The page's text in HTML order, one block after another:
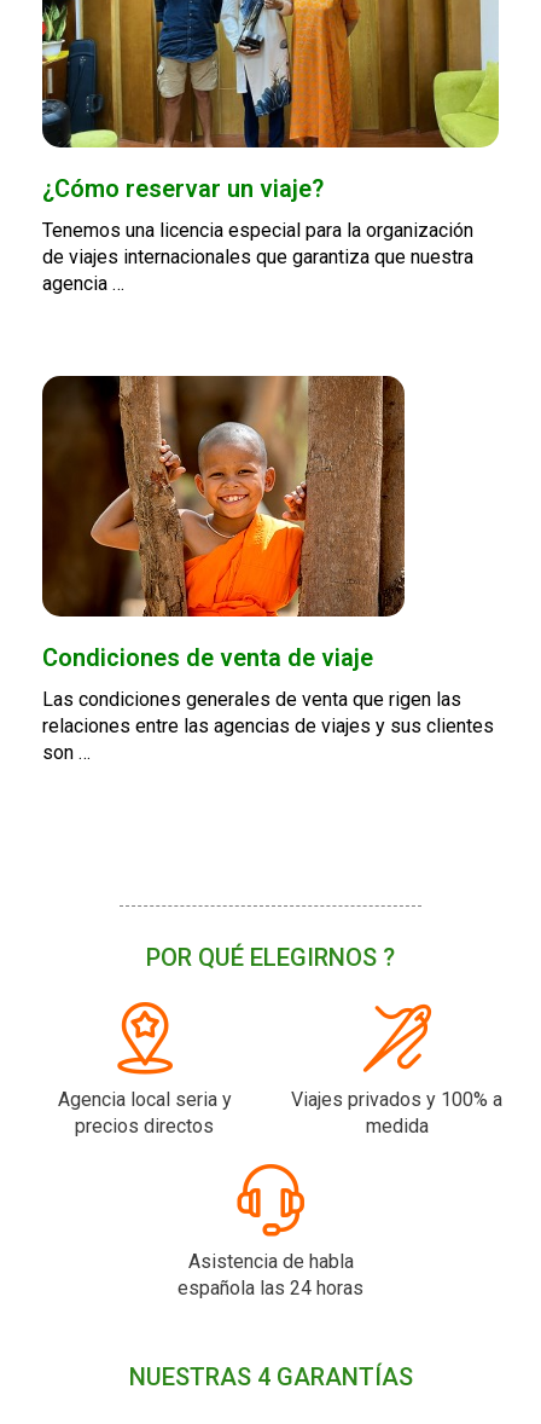
¿Cómo reservar un viaje?
Tenemos una licencia especial para la organización
de viajes internacionales que garantiza que nuestra
agencia …
Condiciones de venta de viaje
Las condiciones generales de venta que rigen las
relaciones entre las agencias de viajes y sus clientes
son …
POR QUÉ ELEGIRNOS ?
Agencia local seria y
precios directos
Viajes privados y 100% a
medida
Asistencia de habla
española las 24 horas
NUESTRAS 4 GARANTÍAS